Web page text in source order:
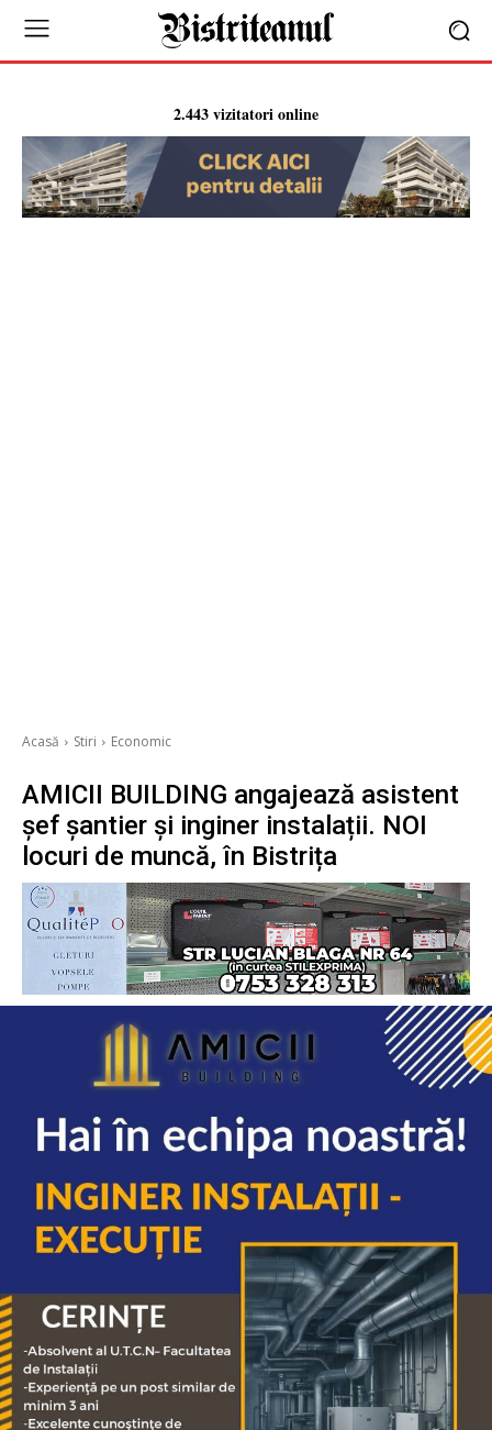
2.443 vizitatori online
Acasă Stiri Economic
AMICII BUILDING angajează asistent
șef șantier și inginer instalații. NOI
locuri de muncă, în Bistrița